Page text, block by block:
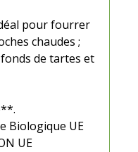
pour fourrer
chaudes ;
de tartes et
Biologique UE
UE